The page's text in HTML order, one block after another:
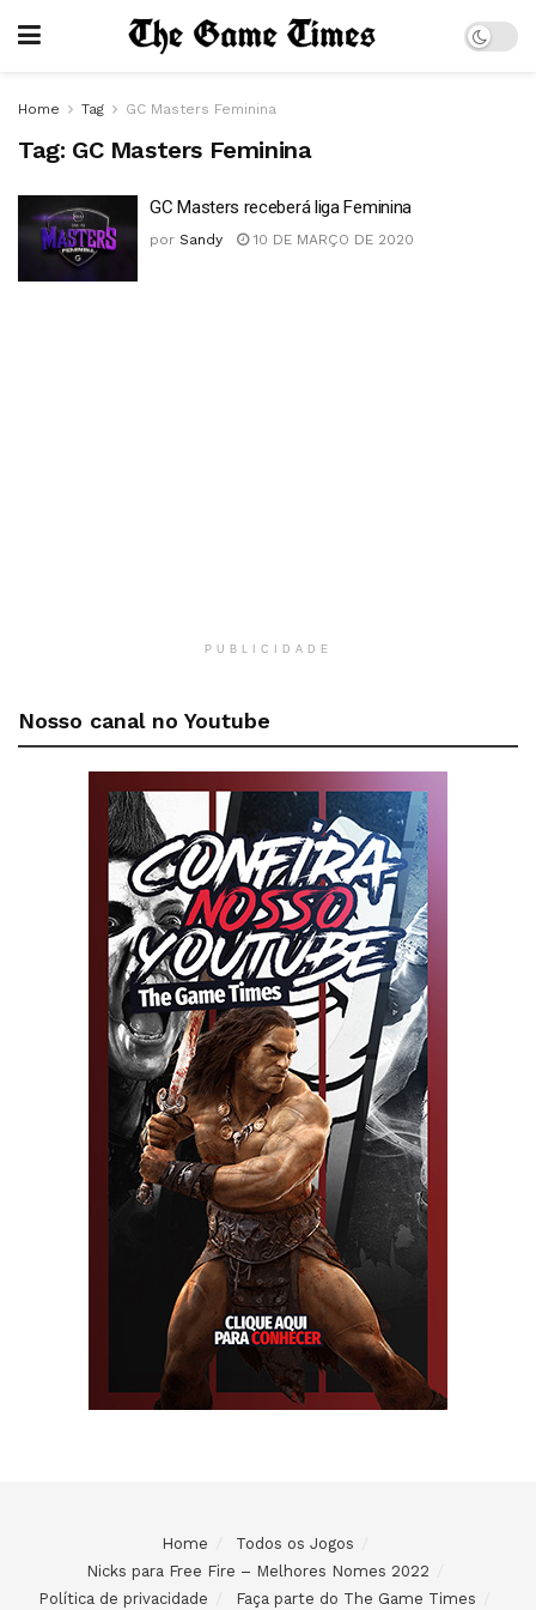
Home Tag GC Masters Feminina
Tag: GC Masters Feminina
GC Masters receberá liga Feminina
por Sandy 10 DE MARÇO DE 2020
PUBLICIDADE
Nosso canal no Youtube
Home
Todos os Jogos
Nicks para Free Fire – Melhores Nomes 2022
Política de privacidade
Faça parte do The Game Times